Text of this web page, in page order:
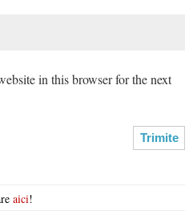
in this browser for the next
aici!